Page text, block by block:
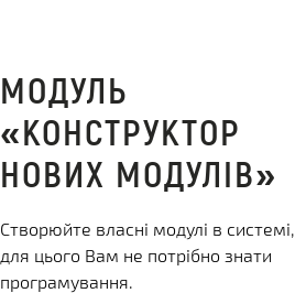
МОДУЛЬ
«КОНСТРУКТОР
НОВИХ МОДУЛІВ»
Створюйте власні модулі в системі,
для цього Вам не потрібно знати
програмування.